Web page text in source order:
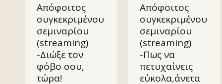
Απόφοιτος
συγκεκριμένου
σεμιναρίου
(streaming)
-Διώξε τον
φόβο σου,
τώρα!
Απόφοιτος
συγκεκριμένου
σεμιναρίου
(streaming)
-Πως να
πετυχαίνεις
εύκολα,άνετα